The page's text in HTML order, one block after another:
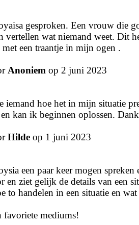
gesproken. Een vrouw die
vertellen wat niemand weet. Dit
een traantje in mijn ogen .
Anoniem op 2 juni 2023
iemand hoe het in mijn situatie
en kan ik beginnen oplossen.
Hilde op 1 juni 2023
een paar keer mogen
en ziet gelijk de details van een
to handelen in een situatie en
mediums!